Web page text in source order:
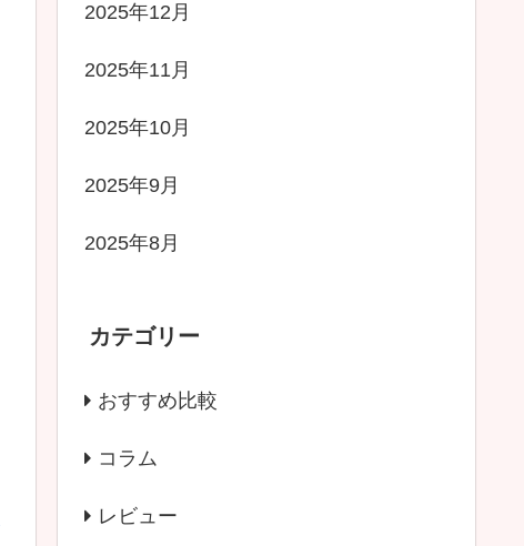
2025年12月
2025年11月
2025年10月
2025年9月
2025年8月
カテゴリー
おすすめ比較
コラム
レビュー